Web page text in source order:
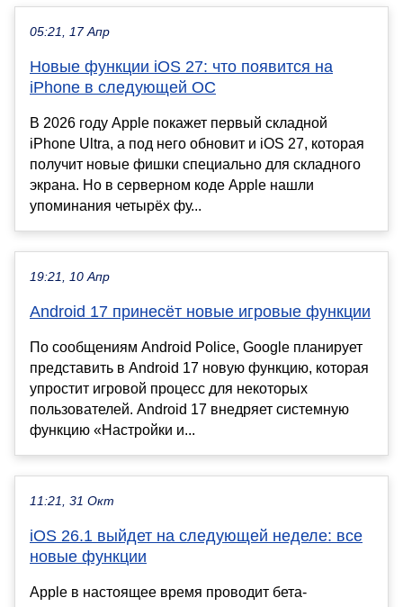
05:21, 17 Апр
Новые функции iOS 27: что появится на
iPhone в следующей ОС
В 2026 году Apple покажет первый складной
iPhone Ultra, а под него обновит и iOS 27, которая
получит новые фишки специально для складного
экрана. Но в серверном коде Apple нашли
упоминания четырёх фу...
19:21, 10 Апр
Android 17 принесёт новые игровые функции
По сообщениям Android Police, Google планирует
представить в Android 17 новую функцию, которая
упростит игровой процесс для некоторых
пользователей. Android 17 внедряет системную
функцию «Настройки и...
11:21, 31 Окт
iOS 26.1 выйдет на следующей неделе: все
новые функции
Apple в настоящее время проводит бета-